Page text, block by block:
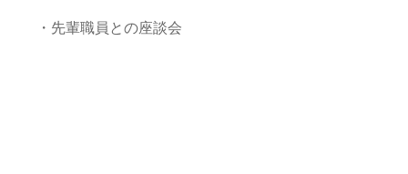
・先輩職員との座談会